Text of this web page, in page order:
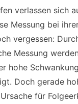
verlassen sich
Messung bei
vergessen:
Messung
hohe
Doch gerade
für